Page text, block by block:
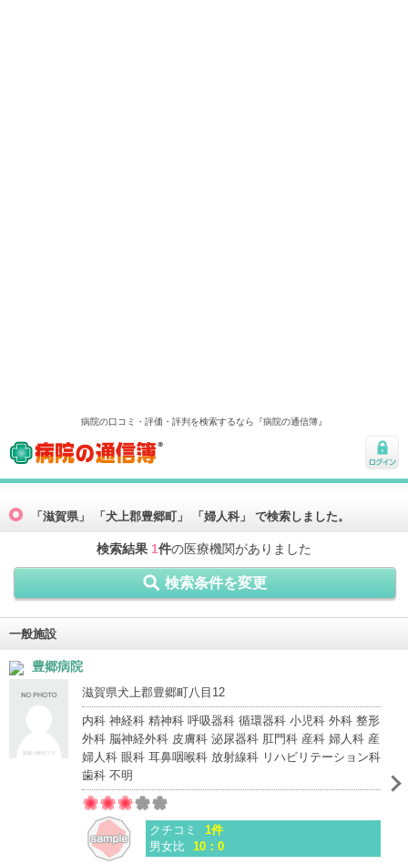
病院の口コミ・評価・評判を検索するなら『病院の通信簿』
病院の通信簿
ログ
「滋賀県」 「犬上郡豊郷町」 「婦人科」 で検索しました。
検索結果 1件の医療機関がありました
検索条件を変更
一般施設
豊郷病院
滋賀県犬上郡豊郷町八目12
内科 神経科 精神科 呼吸器科 循環器科 小児科 外科 整形
外科 脳神経外科 皮膚科 泌尿器科 肛門科 産科 婦人科 産
婦人科 眼科 耳鼻咽喉科 放射線科 リハビリテーション科
歯科 不明
クチコミ
1件
男女比 10：0